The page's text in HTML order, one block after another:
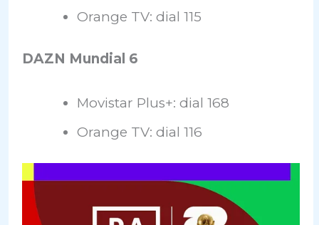
Orange TV: dial 115
DAZN Mundial 6
Movistar Plus+: dial 168
Orange TV: dial 116